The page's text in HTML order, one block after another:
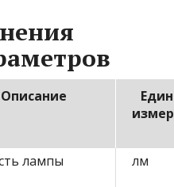
Описание
лампы лм